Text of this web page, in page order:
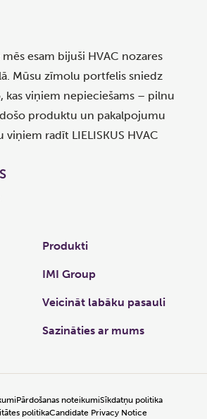
esam bijuši HVAC nozares
Mūsu zīmolu portfelis sniedz
kas viņiem nepieciešams – pilnu
produktu un pakalpojumu
viņiem radīt LIELISKUS HVAC
Produkti
IMI Group
Veicināt labāku pasauli
Sazināties ar mums
Pārdošanas noteikumiSīkdatņu politika
politikaCandidate Privacy Notice